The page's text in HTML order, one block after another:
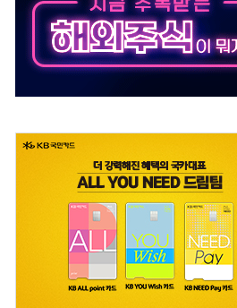
... 해외 자회사가 이끈 '더블 성장'
친명계 "처절한 역사를 말장난으로" 비판
한 세금 부당"…소득세법 개정안 발의 예고